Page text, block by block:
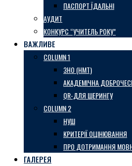
ПАСПОРТ ЇДАЛЬНІ
АУДИТ
КОНКУРС “УЧИТЕЛЬ РОКУ”
ВАЖЛИВЕ
COLUMN 1
ЗНО (НМТ)
АКАДЕМІЧНА
QR-ДЛЯ ШЕРИНГУ
COLUMN 2
НУШ
КРИТЕРІЇ ОЦІНЮВАННЯ
ПРО ДОТРИМАННЯ
ГАЛЕРЕЯ